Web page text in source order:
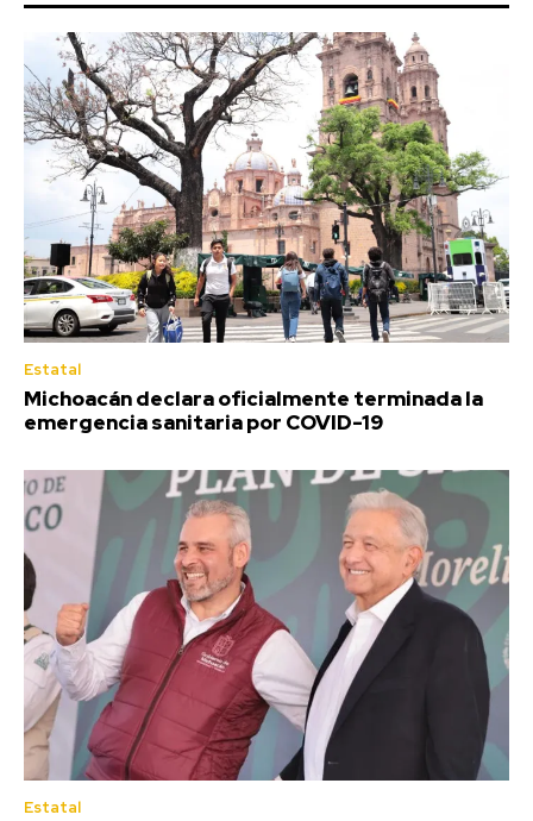
Estatal
Michoacán declara oficialmente terminada la
emergencia sanitaria por COVID-19
Estatal